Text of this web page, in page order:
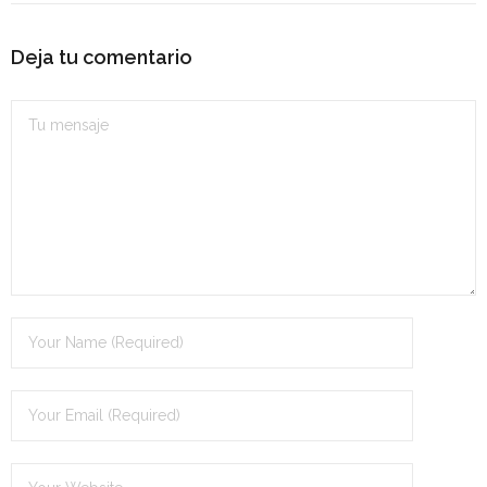
- Seguridad Social
- - OPOSICIÓN Administrativo SAS – 2025
Deja tu comentario